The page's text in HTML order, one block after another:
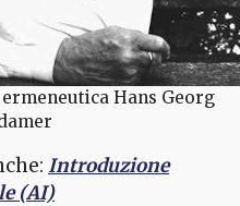
Hans Georg
Introduzione
(AI)